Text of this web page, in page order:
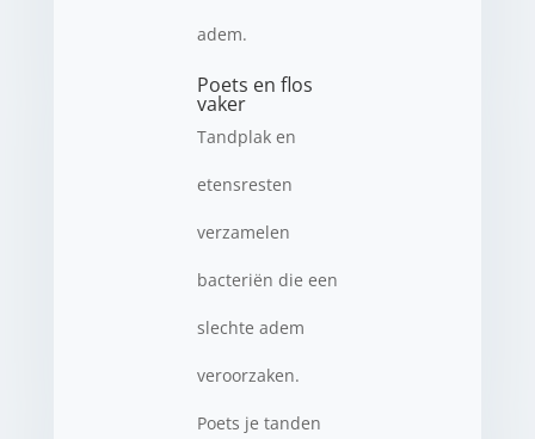
adem.
Poets en flos
vaker
Tandplak en
etensresten
verzamelen
bacteriën die een
slechte adem
veroorzaken.
Poets je tanden